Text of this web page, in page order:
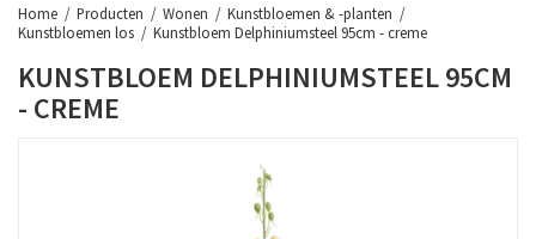
Home Producten Wonen
Kunstbloemen & -planten
Kunstbloemen los
Kunstbloem Delphiniumsteel 95cm - creme
KUNSTBLOEM DELPHINIUMSTEEL 95CM
- CREME